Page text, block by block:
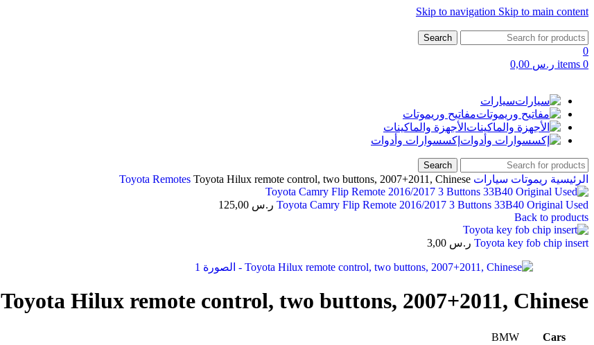
Skip to navigation Skip to main content
Search
0
0
items ر.س
سيارات
مفاتيح وريموتات
الأجهزة والماكينات
إكسسوارات وأدوات
Search
الرئيسية ريموتات سيارات Toyota Remotes Toyota Hilux remote control, two buttons, 2007+2011, Chinese
Toyota Camry Flip Remote 2016/2017 3 Buttons 33B40 Original Used ر.س
Back to products
Toyota key fob chip insert ر.س
Toyota Hilux remote control, two buttons, 2007+2011, Chinese
Cars
BMW